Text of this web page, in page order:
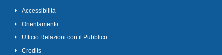
Accessibilità
Orientamento
Ufficio Relazioni con il Pubblico
Credits